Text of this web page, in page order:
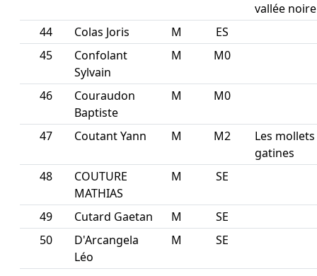
vallée noire
44
Colas Joris M
ES
45
Confolant
Sylvain
M M0
46
Couraudon
Baptiste
M M0
47 Coutant Yann M M2
Les
gatines
48
COUTURE
MATHIAS
M SE
49 Cutard Gaetan M
SE
50
D'Arcangela
Léo
M SE